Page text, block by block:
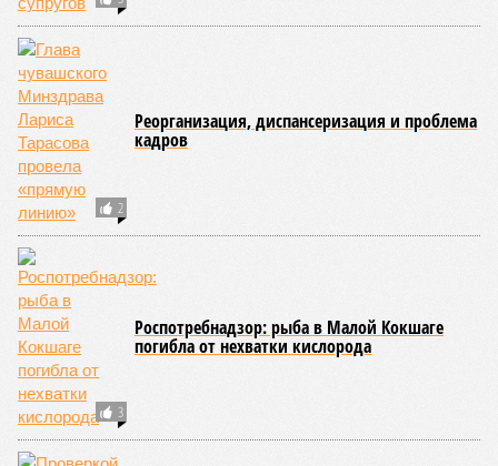
контроль качества воды и готовой продукции: из всех
отобранных проб воды в двух случаях (что составило
1,9%) были зафиксированы отклонения по
микробиологическим показателям; также одно готовое
блюдо не соответствовало установленным нормам по
показателю калорийности.
Все лагеря перед началом работы смен прошли
обязательную обработку территорий против клещей,
грызунов и насекомых. Питание в учреждениях
обеспечивают 21 оператор, причём в отношении каждого из
них организован постоянный лабораторный мониторинг.
В ходе заседания был также вынесен на обсуждение ряд
предложений, направленных на обеспечение санитарно-
эпидемиологического благополучия детей в летних лагерях
и на повышение действенности самой системы
оздоровления. В качестве основного приоритета было
выделено обеспечение оздоровительных учреждений
качественными пищевыми продуктами, а детей –